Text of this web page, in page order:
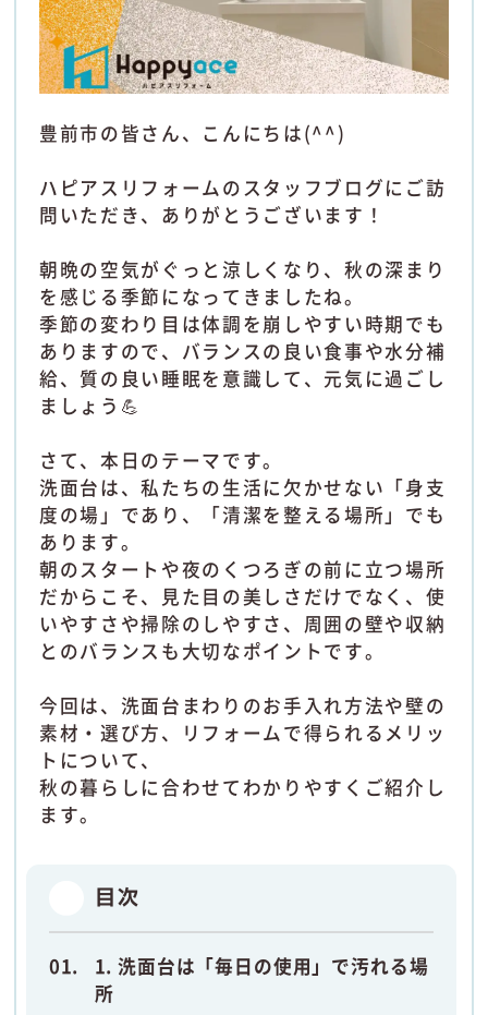
豊前市の皆さん、こんにちは(^^)
ハピアスリフォームのスタッフブログにご訪
問いただき、ありがとうございます！
朝晩の空気がぐっと涼しくなり、秋の深まり
を感じる季節になってきましたね。
季節の変わり目は体調を崩しやすい時期でも
ありますので、バランスの良い食事や水分補
給、質の良い睡眠を意識して、元気に過ごし
ましょう💪
さて、本日のテーマです。
洗面台は、私たちの生活に欠かせない「身支
度の場」であり、「清潔を整える場所」でも
あります。
朝のスタートや夜のくつろぎの前に立つ場所
だからこそ、見た目の美しさだけでなく、使
いやすさや掃除のしやすさ、周囲の壁や収納
とのバランスも大切なポイントです。
今回は、洗面台まわりのお手入れ方法や壁の
素材・選び方、リフォームで得られるメリッ
トについて、
秋の暮らしに合わせてわかりやすくご紹介し
ます。
目次
1. 洗面台は「毎日の使用」で汚れる場
所